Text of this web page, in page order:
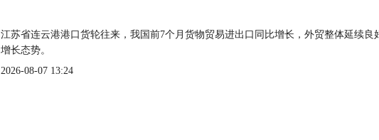
江苏省连云港港口货轮往来，我国前7个月货物贸易进出口同比增长，外贸整体延续良
增长态势。
2026-08-07 13:24